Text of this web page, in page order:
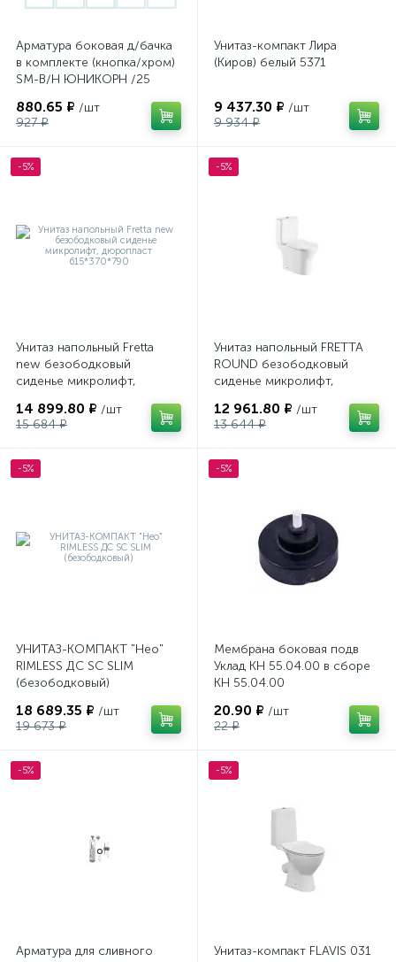
Арматура боковая д/бачка
в комплекте (кнопка/хром)
SM-B/H ЮНИКОРН /25
880.65 ₽ /шт
927 ₽
Унитаз-компакт Лира
(Киров) белый 5371
9 437.30 ₽ /шт
9 934 ₽
-5%
Унитаз напольный Fretta
new безободковый
сиденье микролифт,
14 899.80 ₽ /шт
15 684 ₽
-5%
Унитаз напольный FRETTA
ROUND безободковый
сиденье микролифт,
12 961.80 ₽ /шт
13 644 ₽
-5%
УНИТАЗ-КОМПАКТ "Нео"
RIMLESS ДС SC SLIM
(безободковый)
18 689.35 ₽ /шт
19 673 ₽
-5%
Мембрана боковая подв
Уклад КН 55.04.00 в сборе
КН 55.04.00
20.90 ₽ /шт
22 ₽
-5%
Арматура для сливного
-5%
Унитаз-компакт FLAVIS 031